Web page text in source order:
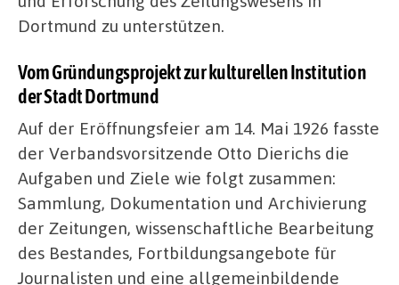
Dortmund zu unterstützen.
Vom Gründungsprojekt zur kulturellen Institution
der Stadt Dortmund
Auf der Eröffnungsfeier am 14. Mai 1926 fasste
der Verbandsvorsitzende Otto Dierichs die
Aufgaben und Ziele wie folgt zusammen:
Sammlung, Dokumentation und Archivierung
der Zeitungen, wissenschaftliche Bearbeitung
des Bestandes, Fortbildungsangebote für
Journalisten und eine allgemeinbildende